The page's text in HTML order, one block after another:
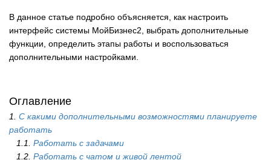
В данное статье подробно объясняется, как настроить
интерфейс системы МойБизнес2, выбрать дополнительные
функции, определить этапы работы и воспользоваться
дополнительными настройками.
Оглавление
1. С какими дополнительными возможностями планируете
работать
1.1. Работать с задачами
1.2. Работать с чатом и живой лентой